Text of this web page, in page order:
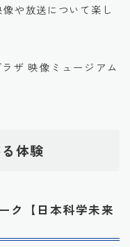
や放送について楽し
ザ 映像ミュージアム
体験
ク【日本科学未来